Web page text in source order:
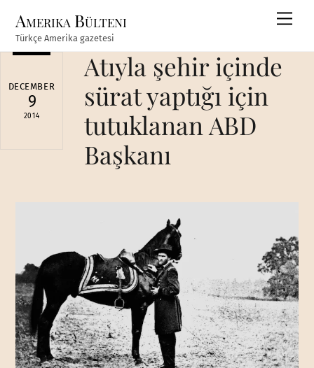
content
Amerika Bülteni
Türkçe Amerika gazetesi
DECEMBER
9
2014
Atıyla şehir içinde
sürat yaptığı için
tutuklanan ABD
Başkanı